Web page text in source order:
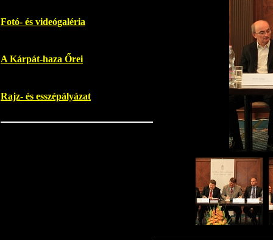
Fotó- és videógaléria
A Kárpát-haza Őrei
Rajz- és esszépályázat